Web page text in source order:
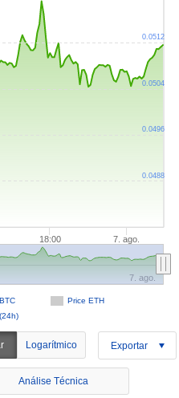
18:00 7. ago.
Price ETH
7. ago.
0.0488
0.0496
0.0504
0.0512
Logarítmico Exportar
Análise Técnica